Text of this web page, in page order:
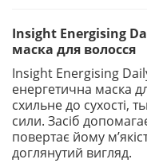
Insight Energising
маска для волосся
Insight Energising
енергетична маска
схильне до сухості,
сили. Засіб
повертає йому
доглянутий вигляд.